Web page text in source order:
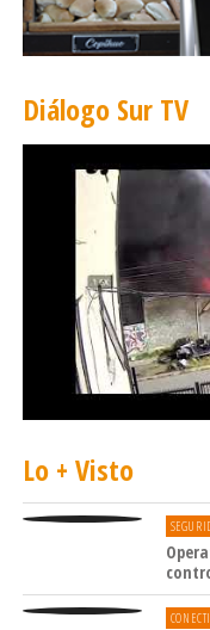
Diálogo Sur TV
Lo + Visto